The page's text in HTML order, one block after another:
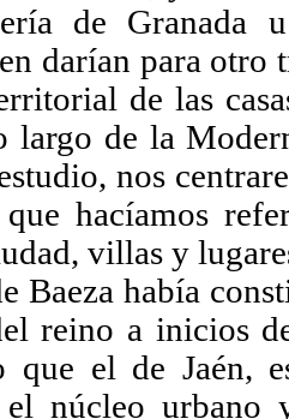
de Granada
darían para otro
de las
largo de la
nos
hacíamos
villas y
Baeza había
reino a inicios
que el de Jaén,
núcleo urbano